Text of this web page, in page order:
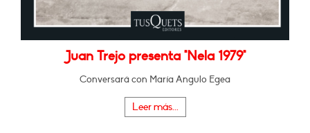
Juan Trejo presenta "Nela 1979"
Conversará con María Angulo Egea
Leer más...